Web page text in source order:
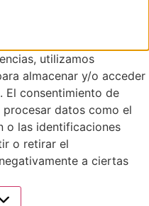
utilizamos
almacenar y/o acceder
El consentimiento de
datos como el
o las identificaciones
o retirar el
a ciertas